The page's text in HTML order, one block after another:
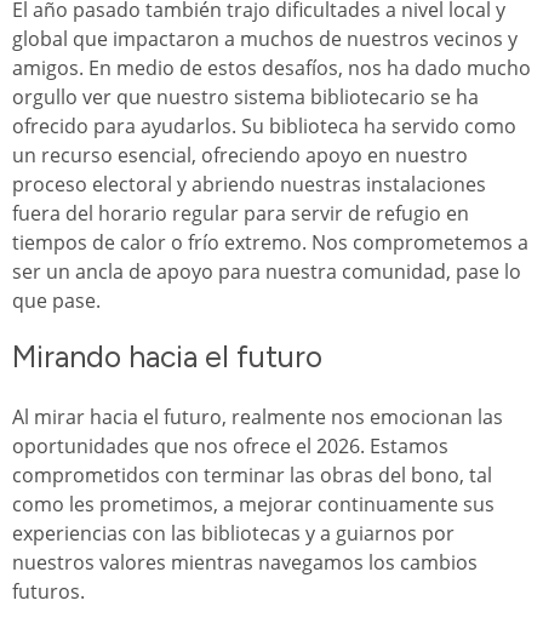
El año pasado también trajo dificultades a nivel local y
global que impactaron a muchos de nuestros vecinos y
amigos. En medio de estos desafíos, nos ha dado mucho
orgullo ver que nuestro sistema bibliotecario se ha
ofrecido para ayudarlos. Su biblioteca ha servido como
un recurso esencial, ofreciendo apoyo en nuestro
proceso electoral y abriendo nuestras instalaciones
fuera del horario regular para servir de refugio en
tiempos de calor o frío extremo. Nos comprometemos a
ser un ancla de apoyo para nuestra comunidad, pase lo
que pase.
Mirando hacia el futuro
Al mirar hacia el futuro, realmente nos emocionan las
oportunidades que nos ofrece el 2026. Estamos
comprometidos con terminar las obras del bono, tal
como les prometimos, a mejorar continuamente sus
experiencias con las bibliotecas y a guiarnos por
nuestros valores mientras navegamos los cambios
futuros.